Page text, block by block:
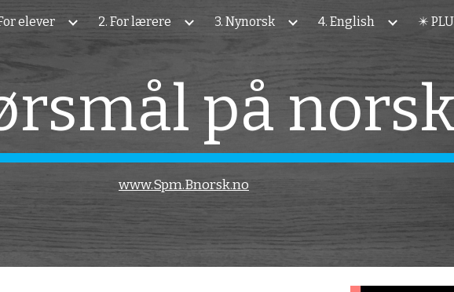
to main content Skip to navigation
elever 2. For lærere 3. Nynorsk 4. English ✴️
på
www.Spm.Bnorsk.no